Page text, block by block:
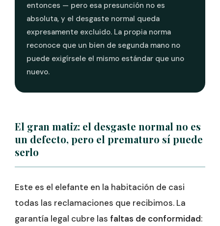
entonces — pero esa presunción no es
absoluta, y el desgaste normal queda
expresamente excluido. La propia norma
reconoce que un bien de segunda mano no
puede exigírsele el mismo estándar que uno
nuevo.
El gran matiz: el desgaste normal no es
un defecto, pero el prematuro sí puede
serlo
Este es el elefante en la habitación de casi
todas las reclamaciones que recibimos. La
garantía legal cubre lasfaltas de conformidad: